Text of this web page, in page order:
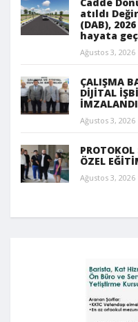
atıldı
(DAB),
hayata
Ağustos 3, 2026
ÇALIŞMA
DİJİTAL
İMZALANDI
Ağustos 3, 2026
ÖZEL
Ağustos 3, 2026